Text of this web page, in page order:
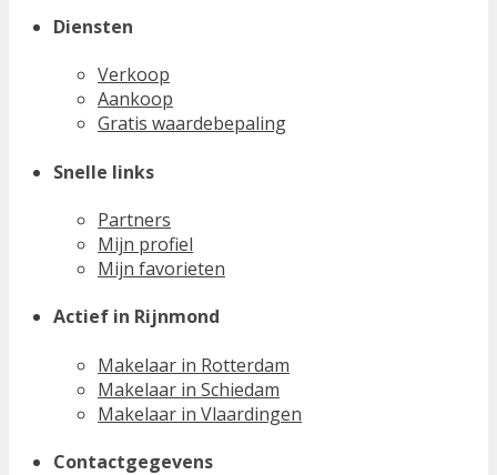
Diensten
Verkoop
Aankoop
Gratis waardebepaling
Snelle links
Partners
Mijn profiel
Mijn favorieten
Actief in Rijnmond
Makelaar in Rotterdam
Makelaar in Schiedam
Makelaar in Vlaardingen
Contactgegevens